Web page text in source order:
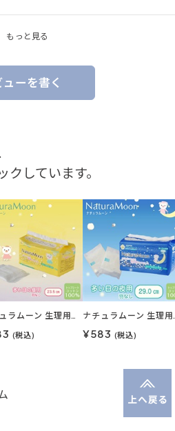
もっと見る
ューを書く
しています。
ナチュラムーン 生理用ナプキンナチュラムーン 18枚入（多い日の昼用・羽なし）
(税込)
ナチュラムーン 生
¥583 (税込)